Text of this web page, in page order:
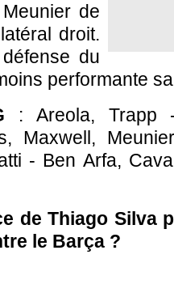
de
droit.
du
performante
: Areola, Trapp
Maxwell,
- Ben Arfa,
de Thiago Silva
le Barça ?